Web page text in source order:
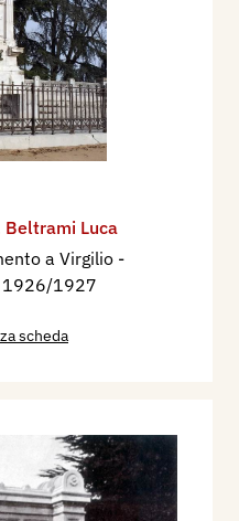
Beltrami Luca
a Virgilio -
1926/1927
scheda